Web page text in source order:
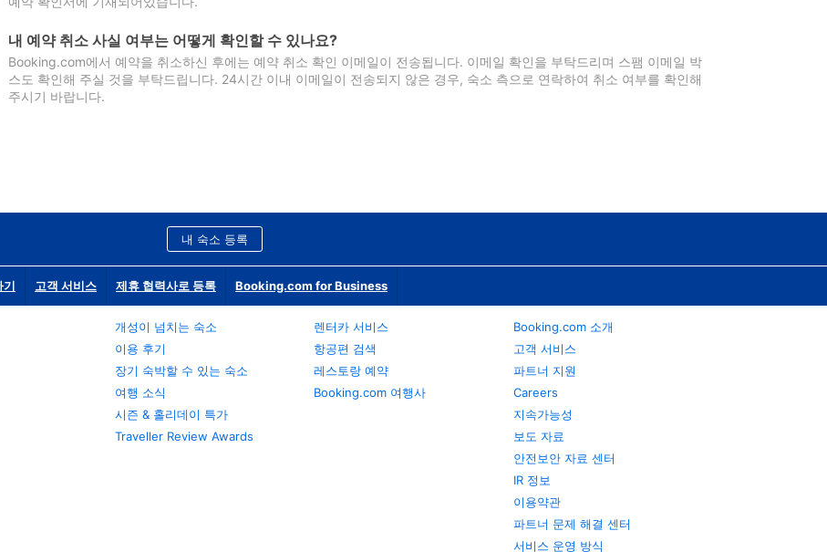
내 예약 취소 사실 여부는 어떻게 확인할 수 있나요?
Booking.com에서 예약을 취소하신 후에는 예약 취소 확인 이메일이 전송됩니다. 이메일 확인을 부탁드리며 스팸 이메일 박
스도 확인해 주실 것을 부탁드립니다. 24시간 이내 이메일이 전송되지 않은 경우, 숙소 측으로 연락하여 취소 여부를 확인해
주시기 바랍니다.
내 숙소 등록
기 고객 서비스 제휴 협력사로 등록 Booking.com for Business
개성이 넘치는 숙소
이용 후기
장기 숙박할 수 있는 숙소
여행 소식
시즌 & 홀리데이 특가
Traveller Review Awards
렌터카 서비스
항공편 검색
레스토랑 예약
Booking.com 여행사
Booking.com 소개
고객 서비스
파트너 지원
Careers
지속가능성
보도 자료
안전보안 자료 센터
IR 정보
이용약관
파트너 문제 해결 센터
서비스 운영 방식